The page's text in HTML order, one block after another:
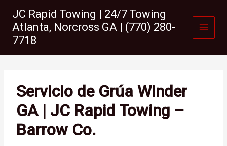
content
JC Rapid Towing | 24/7 Towing
Atlanta, Norcross GA | (770) 280-
7718
Servicio de Grúa Winder
GA | JC Rapid Towing –
Barrow Co.